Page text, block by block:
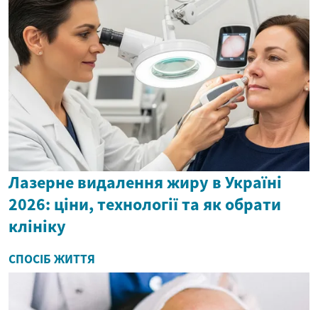
Лазерне видалення жиру в Україні
2026: ціни, технології та як обрати
клініку
СПОСІБ ЖИТТЯ